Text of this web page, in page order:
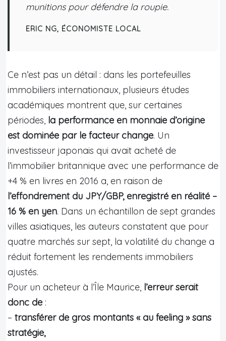
munitions pour défendre la roupie.
ERIC NG, ÉCONOMISTE LOCAL
Ce n’est pas un détail : dans les portefeuilles
immobiliers internationaux, plusieurs études
académiques montrent que, sur certaines
périodes, la performance en monnaie d’origine
est dominée par le facteur change. Un
investisseur japonais qui avait acheté de
l’immobilier britannique avec une performance de
+4 % en livres en 2016 a, en raison de
l’effondrement du JPY/GBP, enregistré en réalité –
16 % en yen. Dans un échantillon de sept grandes
villes asiatiques, les auteurs constatent que pour
quatre marchés sur sept, la volatilité du change a
réduit fortement les rendements immobiliers
ajustés.
Pour un acheteur à l’Île Maurice, l’erreur serait
donc de :
– transférer de gros montants « au feeling » sans
stratégie,